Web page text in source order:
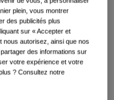
sélectionné
plein, vous montrer
des publicités plus
sur « Accepter et
autorisez, ainsi que nos
des informations sur
votre expérience et votre
? Consultez notre